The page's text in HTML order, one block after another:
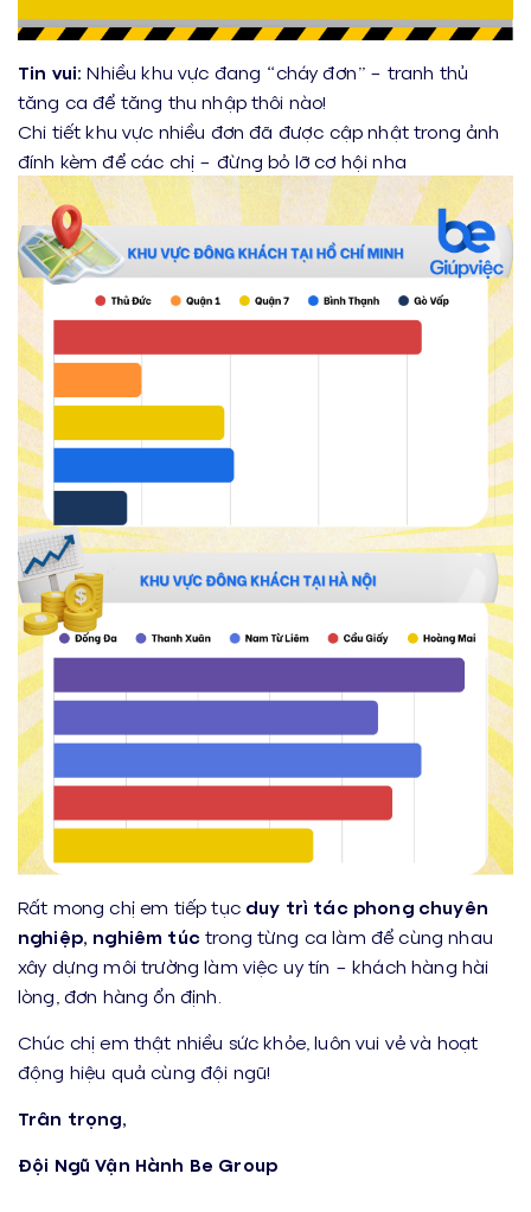
Tin vui: Nhiều khu vực đang “cháy đơn” – tranh thủ
tăng ca để tăng thu nhập thôi nào!
Chi tiết khu vực nhiều đơn đã được cập nhật trong ảnh
đính kèm để các chị – đừng bỏ lỡ cơ hội nha
Rất mong chị em tiếp tục duy trì tác phong chuyên
nghiệp, nghiêm túc trong từng ca làm để cùng nhau
xây dựng môi trường làm việc uy tín – khách hàng hài
lòng, đơn hàng ổn định.
Chúc chị em thật nhiều sức khỏe, luôn vui vẻ và hoạt
động hiệu quả cùng đội ngũ!
Trân trọng,
Đội Ngũ Vận Hành Be Group